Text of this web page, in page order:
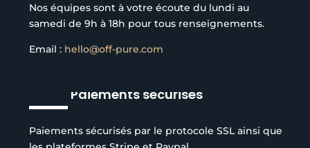
Nos équipes sont à votre écoute du lundi au
samedi de 9h à 18h pour tous renseignements.
Email : hello@off-pure.com
Paiements sécurisés
Paiements sécurisés par le protocole SSL ainsi que